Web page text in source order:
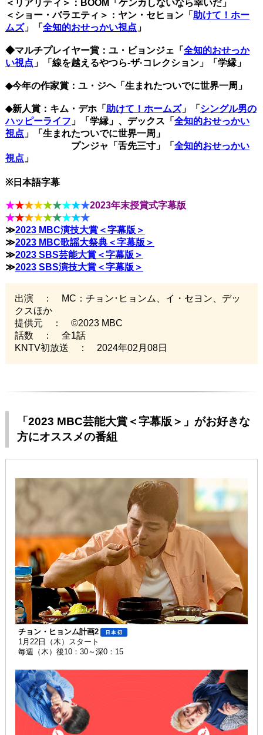
＜リアリティ＞：BOOM「ケンカしないなら幸いだ」
＜ショー・バラエティ＞：ヤン・セヒョン「 助けて！ホー
ムズ」「 全知的おせっかい視点 」
◆マルチプレイヤー賞：ユ・ビョンジェ「 全知的おせっか
い視点 」「線を越えるやつら-ザ·コレクション」「学縁」
◆今年の作家賞：ユ・ジヘ「生まれたついでに世界一周」
◆新人賞：キム・デホ「 助けて！ホームズ」「 シングル男の
ハッピーライフ 」「学縁」、デックス「 全知的おせっかい
視点 」「生まれたついでに世界一周」
プンジャ「舌先三寸」「 全知的おせっかい
視点 」
※日本語字幕
★★★★★★★★★2023年末授賞式字幕版
★★★★★★★★★
≫2023 MBC演技大賞＜字幕版＞
≫2023 MBC歌謡大祭典＜字幕版＞
≫2023 SBS芸能大賞＜字幕版＞
≫2023 SBS演技大賞＜字幕版＞
出演 ： MC：チョン･ヒョンム、イ・セヨン、デッ
クスほか
提供元 ： ©2023 MBC
話数 ： 全1話
KNTV初放送 ： 2024年02月08日
「2023 MBC芸能大賞＜字幕版＞」がお好きな
方にオススメの番組
チョン・ヒョンム計画2
1月22日（木）スタート
毎週（木）後10：30～深0：15